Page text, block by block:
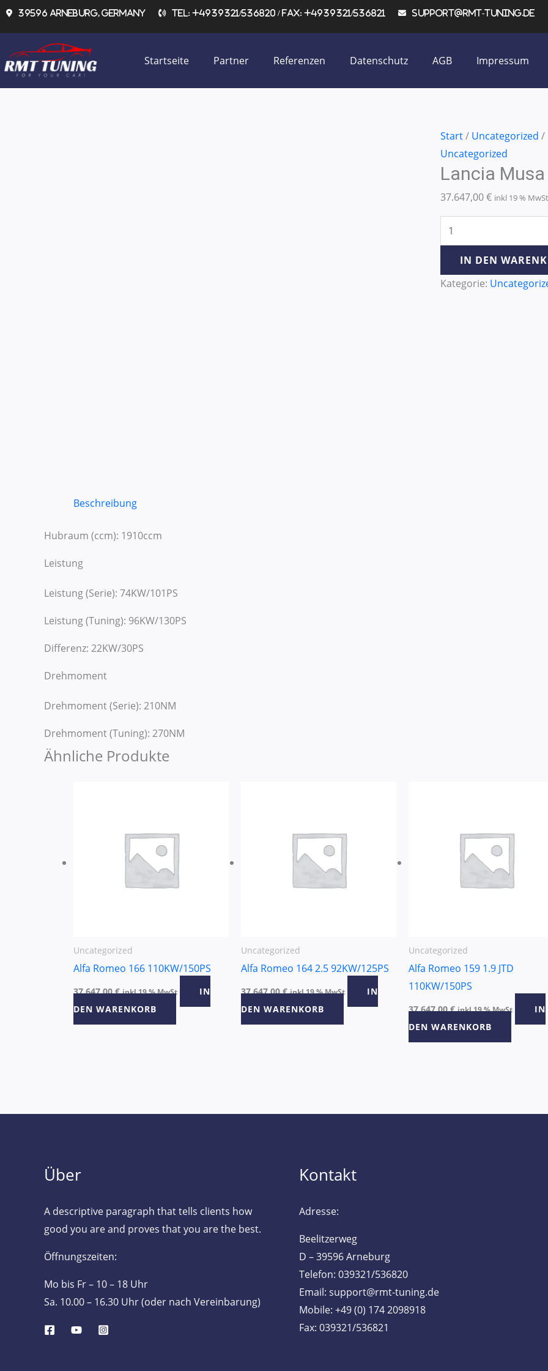
Zum39596 Arneburg, Germany Tel: +4939321/536820 / Fax: +4939321/536821 support@rmt-tuning.de
Startseite Partner Referenzen Datenschutz AGB Impressum
Start/ Uncategorized /
Uncategorized
Lancia
37.647,00€ inkl 19 % MwSt
Lancia
Musa
1.9
74KW/101PS
Menge
IN DEN
Kategorie:
Beschreibung
Hubraum (ccm): 1910ccm
Leistung
Leistung (Serie): 74KW/101PS
Leistung (Tuning): 96KW/130PS
Differenz: 22KW/30PS
Drehmoment
Drehmoment (Serie): 210NM
Drehmoment (Tuning): 270NM
Ähnliche Produkte
Uncategorized
Alfa Romeo 166 110KW/150PS
37.647,00€ inkl 19 % MwSt
IN
DEN WARENKORB
Uncategorized
Alfa Romeo 164 2.5 92KW/125PS
37.647,00€ inkl 19 % MwSt
IN
DEN WARENKORB
Uncategorized
Alfa Romeo 159 1.9 JTD
110KW/150PS
37.647,00€ inkl 19 % MwSt
IN
DEN WARENKORB
Über
A descriptive paragraph that tells clients how
good you are and proves that you are the best.
Öffnungszeiten:
Mo bis Fr – 10 – 18 Uhr
Sa. 10.00 – 16.30 Uhr (oder nach Vereinbarung)
Kontakt
Adresse:
Beelitzerweg
D – 39596 Arneburg
Telefon: 039321/536820
Email: support@rmt-tuning.de
Mobile: +49 (0) 174 2098918
Fax: 039321/536821